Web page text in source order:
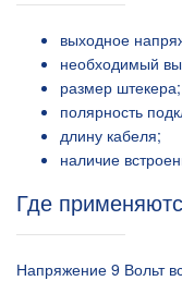
выходное
необходимый
размер штекера;
полярность
длину кабеля;
наличие
Где
Напряжение 9 Вольт